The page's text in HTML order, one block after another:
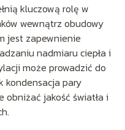
kluczową rolę w
wewnątrz obudowy
jest zapewnienie
nadmiaru ciepła i
może prowadzić do
kondensacja pary
obniżać jakość światła i